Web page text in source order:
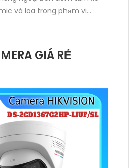
và loa trong phạm vi
GIÁ RẺ